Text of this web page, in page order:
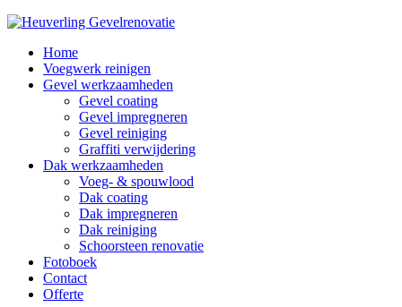
Home
Voegwerk reinigen
Gevel werkzaamheden
Gevel coating
Gevel impregneren
Gevel reiniging
Graffiti verwijdering
Dak werkzaamheden
Voeg- & spouwlood
Dak coating
Dak impregneren
Dak reiniging
Schoorsteen renovatie
Fotoboek
Contact
Offerte